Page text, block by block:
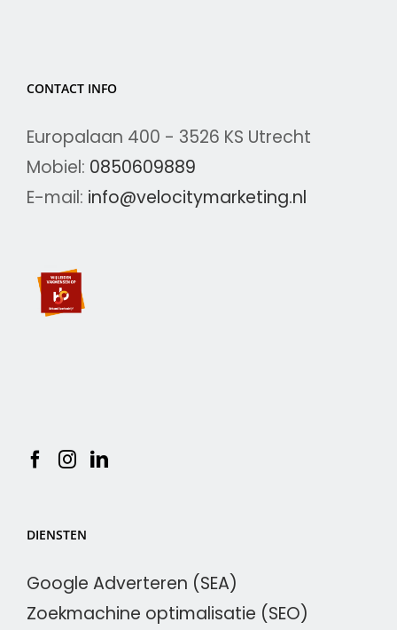
CONTACT INFO
Europalaan 400 - 3526 KS Utrecht
Mobiel: 0850609889
E-mail: info@velocitymarketing.nl
DIENSTEN
Google Adverteren (SEA)
Zoekmachine optimalisatie (SEO)